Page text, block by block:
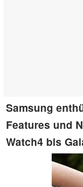
Samsung
Features und
Watch4 bis